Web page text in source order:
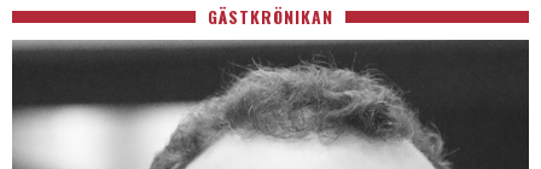
GÄSTKRÖNIKAN